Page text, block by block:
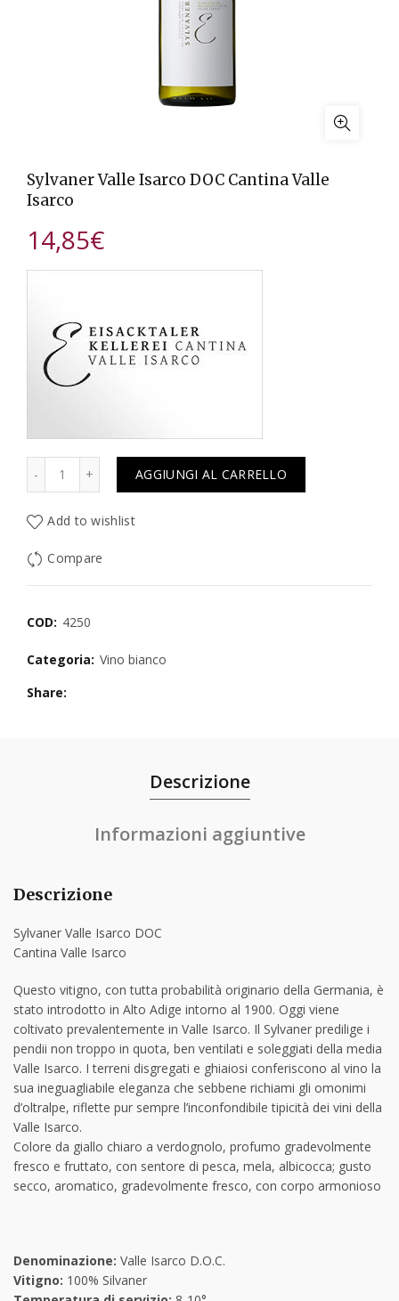
Sylvaner Valle Isarco DOC Cantina Valle
Isarco
14,85€
AGGIUNGI AL CARRELLO
Add to wishlist
Compare
COD: 4250
Categoria: Vino bianco
Share
Descrizione
Informazioni aggiuntive
Descrizione
Sylvaner Valle Isarco DOC
Cantina Valle Isarco
Questo vitigno, con tutta probabilità originario della Germania, è
stato introdotto in Alto Adige intorno al 1900. Oggi viene
coltivato prevalentemente in Valle Isarco. Il Sylvaner predilige i
pendii non troppo in quota, ben ventilati e soleggiati della media
Valle Isarco. I terreni disgregati e ghiaiosi conferiscono al vino la
sua ineguagliabile eleganza che sebbene richiami gli omonimi
d’oltralpe, riflette pur sempre l’inconfondibile tipicità dei vini della
Valle Isarco.
Colore da giallo chiaro a verdognolo, profumo gradevolmente
fresco e fruttato, con sentore di pesca, mela, albicocca; gusto
secco, aromatico, gradevolmente fresco, con corpo armonioso
Denominazione: Valle Isarco D.O.C.
Vitigno: 100% Silvaner